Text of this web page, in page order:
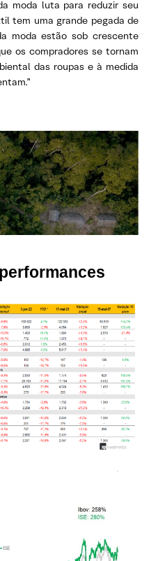
moda luta para reduzir seu
tem uma grande pegada de
moda estão sob crescente
os compradores se tornam
das roupas e à medida